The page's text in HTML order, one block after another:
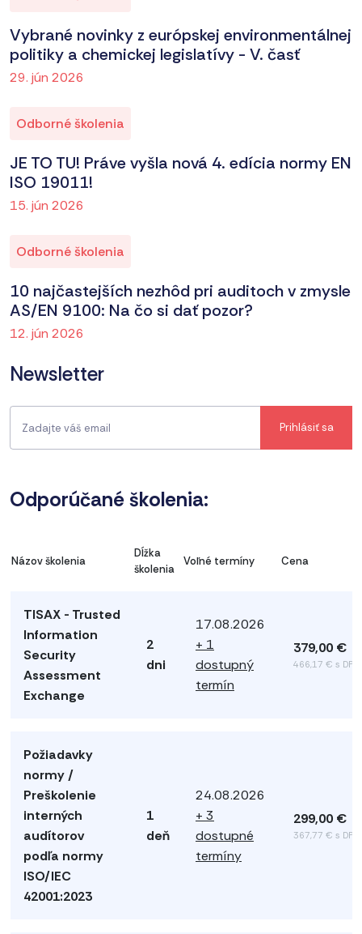
Vybrané novinky z európskej environmentálnej
politiky a chemickej legislatívy - V. časť
29. jún 2026
Odborné školenia
JE TO TU! Práve vyšla nová 4. edícia normy EN
ISO 19011!
15. jún 2026
Odborné školenia
10 najčastejších nezhôd pri auditoch v zmysle
AS/EN 9100: Na čo si dať pozor?
12. jún 2026
Newsletter
Odporúčané školenia:
Názov školenia
Dĺžka
školenia
Voľné termíny Cena
TISAX - Trusted
Information
Security
Assessment
Exchange
2
dni
17.08.2026
+ 1
dostupný
termín
379,00 €
466,17 € s DPH
Požiadavky
normy /
Preškolenie
interných
audítorov
podľa normy
ISO/IEC
42001:2023
1
deň
24.08.2026
+ 3
dostupné
termíny
299,00 €
367,77 € s DPH